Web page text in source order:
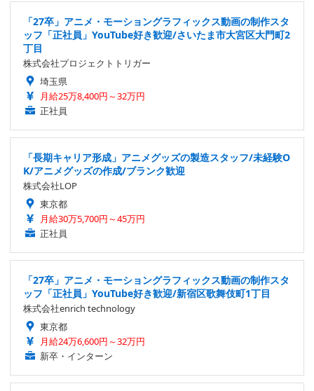
「27卒」アニメ・モーショングラフィックス動画の制作スタ
ッフ「正社員」YouTube好き歓迎/さいたま市大宮区大門町2
丁目
株式会社プロジェクトトリガー
埼玉県
月給25万8,400円～32万円
正社員
「長期キャリア形成」アニメグッズの製造スタッフ/未経験O
K/アニメグッズの作成/ブランク歓迎
株式会社LOP
東京都
月給30万5,700円～45万円
正社員
「27卒」アニメ・モーショングラフィックス動画の制作スタ
ッフ「正社員」YouTube好き歓迎/新宿区歌舞伎町1丁目
株式会社enrich technology
東京都
月給24万6,600円～32万円
新卒・インターン